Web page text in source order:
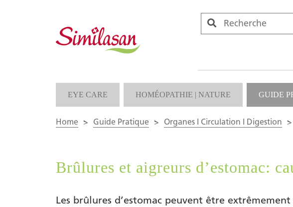
EYE CARE HOMÉOPATHIE | NATURE GUIDE
Home > Guide Pratique > Organes I Circulation I Digestion >
Brûlures et aigreurs d’estomac:
Les brûlures d’estomac peuvent être